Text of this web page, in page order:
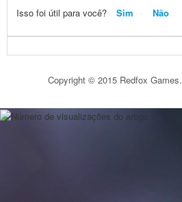
Isso foi útil para você? Sim Não
Copyright © 2015 Redfox